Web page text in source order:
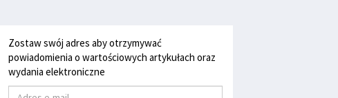
Zostaw swój adres aby otrzymywać
powiadomienia o wartościowych artykułach oraz
wydania elektroniczne